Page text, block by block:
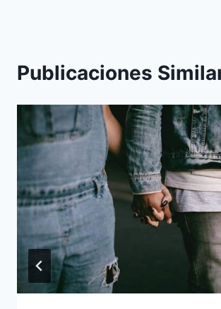
Publicaciones